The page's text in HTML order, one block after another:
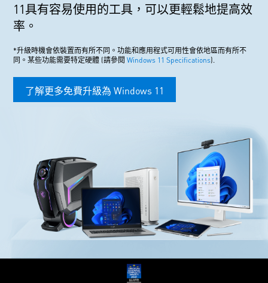
11具有容易使用的工具，可以更輕鬆地提高效
率。
*升級時機會依裝置而有所不同。功能和應用程式可用性會依地區而有所不
同。某些功能需要特定硬體 (請參閱Windows 11 Specifications).
了解更多免費升級為 Windows 11